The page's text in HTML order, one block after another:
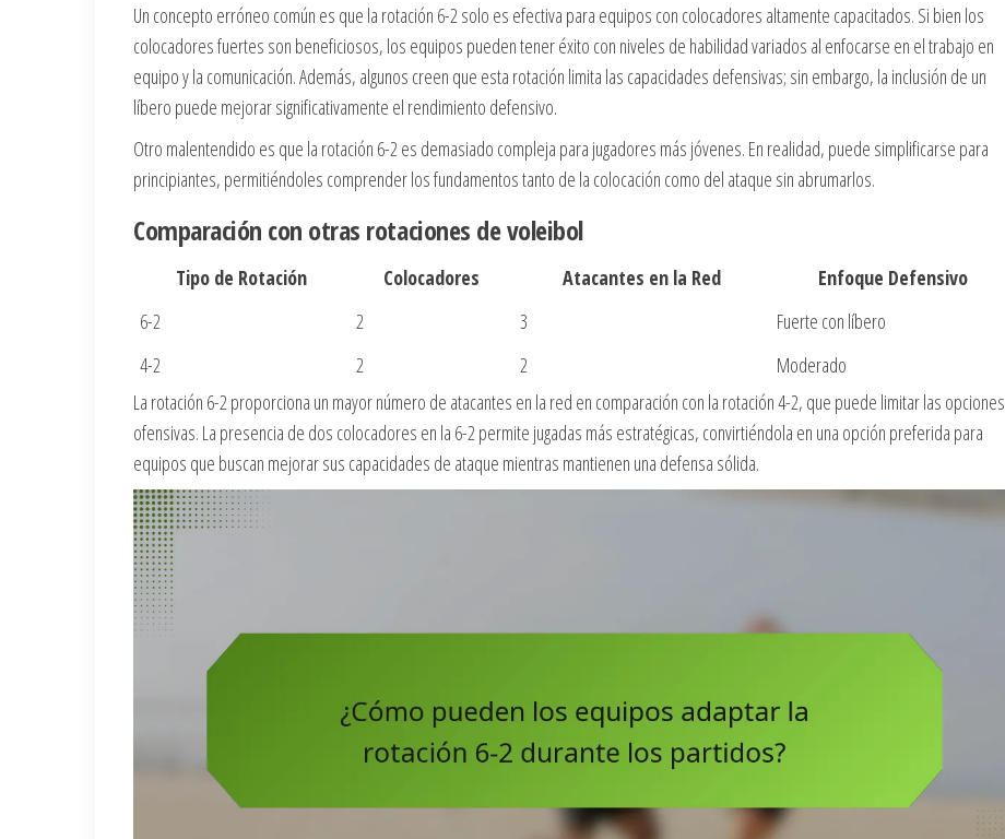
Un concepto erróneo común es que la rotación 6-2 solo es efectiva para equipos con colocadores altamente capacitados. Si bien los
colocadores fuertes son beneficiosos, los equipos pueden tener éxito con niveles de habilidad variados al enfocarse en el trabajo en
equipo y la comunicación. Además, algunos creen que esta rotación limita las capacidades defensivas; sin embargo, la inclusión de un
líbero puede mejorar significativamente el rendimiento defensivo.
Otro malentendido es que la rotación 6-2 es demasiado compleja para jugadores más jóvenes. En realidad, puede simplificarse para
principiantes, permitiéndoles comprender los fundamentos tanto de la colocación como del ataque sin abrumarlos.
Comparación con otras rotaciones de voleibol
Tipo de Rotación Colocadores Atacantes en la Red
Enfoque Defensivo
6-2
2 3
Fuerte con líbero
4-2
2 2
Moderado
La rotación 6-2 proporciona un mayor número de atacantes en la red en comparación con la rotación 4-2, que puede limitar las opciones
ofensivas. La presencia de dos colocadores en la 6-2 permite jugadas más estratégicas, convirtiéndola en una opción preferida para
equipos que buscan mejorar sus capacidades de ataque mientras mantienen una defensa sólida.